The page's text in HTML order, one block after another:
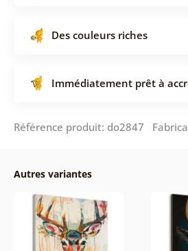
Des couleurs riches
Immédiatement prêt à
Référence produit: do2847
Autres variantes